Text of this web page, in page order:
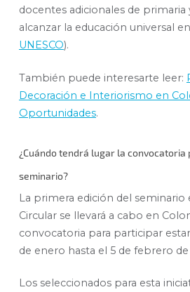
docentes adicionales de primaria
alcanzar la educación universal
UNESCO).
También puede interesarte leer:
Decoración e Interiorismo en
Oportunidades.
¿Cuándo tendrá lugar la
seminario?
La primera edición del seminario
Circular se llevará a cabo en
convocatoria para participar
de enero hasta el 5 de febrero de
Los seleccionados para esta